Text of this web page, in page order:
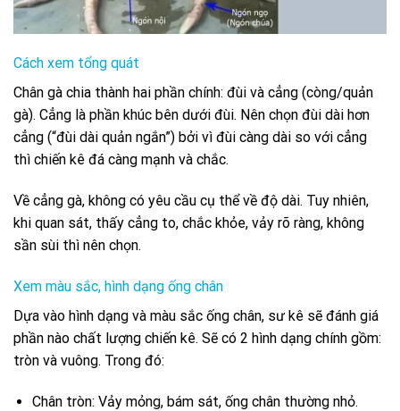
Cách xem tổng quát
Chân gà chia thành hai phần chính: đùi và cẳng (còng/quản
gà). Cẳng là phần khúc bên dưới đùi. Nên chọn đùi dài hơn
cẳng (“đùi dài quản ngắn”) bởi vì đùi càng dài so với cẳng
thì chiến kê đá càng mạnh và chắc.
Về cẳng gà, không có yêu cầu cụ thể về độ dài. Tuy nhiên,
khi quan sát, thấy cẳng to, chắc khỏe, vảy rõ ràng, không
sần sùi thì nên chọn.
Xem màu sắc, hình dạng ống chân
Dựa vào hình dạng và màu sắc ống chân, sư kê sẽ đánh giá
phần nào chất lượng chiến kê. Sẽ có 2 hình dạng chính gồm:
tròn và vuông. Trong đó:
Chân tròn: Vảy mỏng, bám sát, ống chân thường nhỏ.